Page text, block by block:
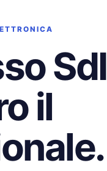
SdI
il